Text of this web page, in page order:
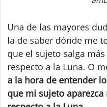
Una de las mayores
la de saber dónde me
que el sujeto salga
respecto a la Luna. O
a la hora de entender
que mi sujeto